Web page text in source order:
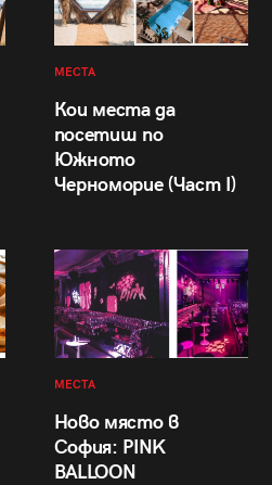
МЕСТА
Кои места да
посетиш по
Южното
Черноморие (Част I)
МЕСТА
Ново място в
София: PINK
BALLOON